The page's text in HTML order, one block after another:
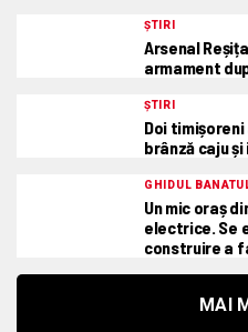
ȘTIRI
Arsenal
armament
ȘTIRI
Doi
brânză caju
GHIDUL
Un mic oraș
electrice. Se
construire a
MAI